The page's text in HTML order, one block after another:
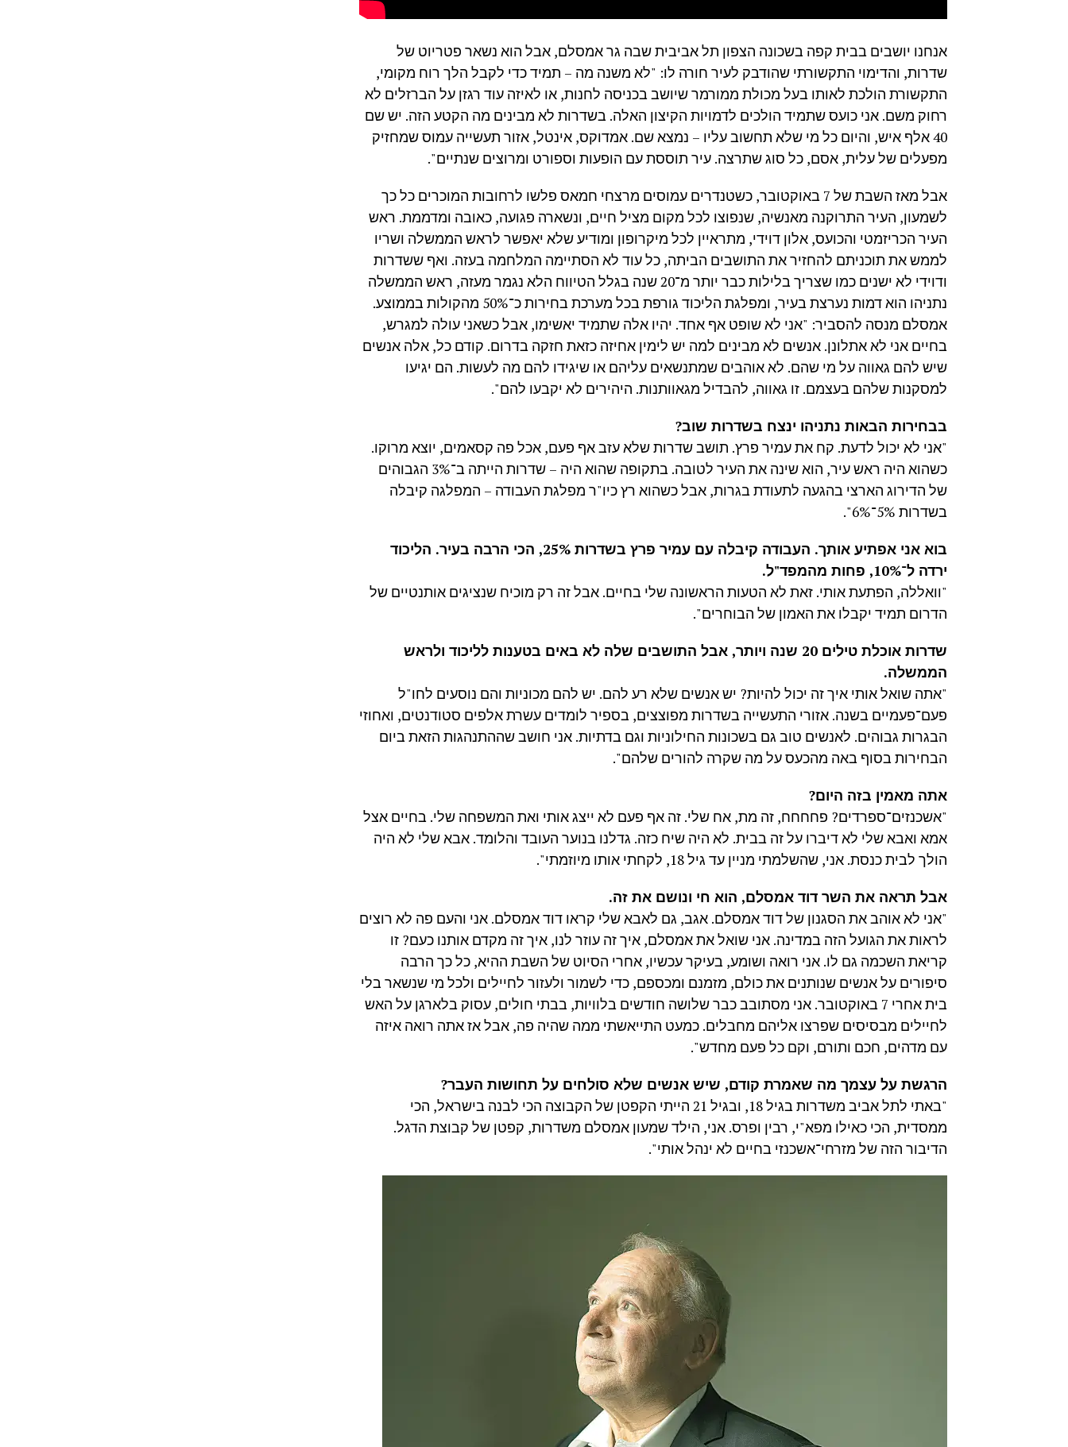
אנחנו יושבים בבית קפה בשכונה הצפון תל אביבית שבה גר אמסלם, אבל הוא נשאר פטריוט של
שדרות, והדימוי התקשורתי שהודבק לעיר חורה לו: "לא משנה מה – תמיד כדי לקבל הלך רוח מקומי,
התקשורת הולכת לאותו בעל מכולת ממורמר שיושב בכניסה לחנות, או לאיזה עוד רגזן על הברזלים לא
רחוק משם. אני כועס שתמיד הולכים לדמויות הקיצון האלה. בשדרות לא מבינים מה הקטע הזה. יש שם
40 אלף איש, והיום כל מי שלא תחשוב עליו – נמצא שם. אמדוקס, אינטל, אזור תעשייה עמוס שמחזיק
מפעלים של עלית, אסם, כל סוג שתרצה. עיר תוססת עם הופעות וספורט ומרוצים שנתיים".
אבל מאז השבת של 7 באוקטובר, כשטנדרים עמוסים מרצחי חמאס פלשו לרחובות המוכרים כל כך
לשמעון, העיר התרוקנה מאנשיה, שנפוצו לכל מקום מציל חיים, ונשארה פגועה, כאובה ומדממת. ראש
העיר הכריזמטי והכועס, אלון דוידי, מתראיין לכל מיקרופון ומודיע שלא יאפשר לראש הממשלה ושריו
לממש את תוכניתם להחזיר את התושבים הביתה, כל עוד לא הסתיימה המלחמה בעזה. ואף ששדרות
ודוידי לא ישנים כמו שצריך בלילות כבר יותר מ־20 שנה בגלל הטיווח הלא נגמר מעזה, ראש הממשלה
נתניהו הוא דמות נערצת בעיר, ומפלגת הליכוד גורפת בכל מערכת בחירות כ־50% מהקולות בממוצע.
אמסלם מנסה להסביר: "אני לא שופט אף אחד. יהיו אלה שתמיד יאשימו, אבל כשאני עולה למגרש,
בחיים אני לא אתלונן. אנשים לא מבינים למה יש לימין אחיזה כזאת חזקה בדרום. קודם כל, אלה אנשים
שיש להם גאווה על מי שהם. לא אוהבים שמתנשאים עליהם או שיגידו להם מה לעשות. הם יגיעו
למסקנות שלהם בעצמם. זו גאווה, להבדיל מגאוותנות. היהירים לא יקבעו להם".
בבחירות הבאות נתניהו ינצח בשדרות שוב?
"אני לא יכול לדעת. קח את עמיר פרץ. תושב שדרות שלא עזב אף פעם, אכל פה קסאמים, יוצא מרוקו.
כשהוא היה ראש עיר, הוא שינה את העיר לטובה. בתקופה שהוא היה – שדרות הייתה ב־3% הגבוהים
של הדירוג הארצי בהגעה לתעודת בגרות, אבל כשהוא רץ כיו"ר מפלגת העבודה – המפלגה קיבלה
בשדרות 5%־6%".
בוא אני אפתיע אותך. העבודה קיבלה עם עמיר פרץ בשדרות 25%, הכי הרבה בעיר. הליכוד
ירדה ל־10%, פחות מהמפד"ל.
"וואללה, הפתעת אותי. זאת לא הטעות הראשונה שלי בחיים. אבל זה רק מוכיח שנציגים אותנטיים של
הדרום תמיד יקבלו את האמון של הבוחרים".
שדרות אוכלת טילים 20 שנה ויותר, אבל התושבים שלה לא באים בטענות לליכוד ולראש
הממשלה.
"אתה שואל אותי איך זה יכול להיות? יש אנשים שלא רע להם. יש להם מכוניות והם נוסעים לחו"ל
פעם־פעמיים בשנה. אזורי התעשייה בשדרות מפוצצים, בספיר לומדים עשרת אלפים סטודנטים, ואחוזי
הבגרות גבוהים. לאנשים טוב גם בשכונות החילוניות וגם בדתיות. אני חושב שההתנהגות הזאת ביום
הבחירות בסוף באה מהכעס על מה שקרה להורים שלהם".
אתה מאמין בזה היום?
"אשכנזים־ספרדים? פחחחח, זה מת, אח שלי. זה אף פעם לא ייצג אותי ואת המשפחה שלי. בחיים אצל
אמא ואבא שלי לא דיברו על זה בבית. לא היה שיח כזה. גדלנו בנוער העובד והלומד. אבא שלי לא היה
הולך לבית כנסת. אני, שהשלמתי מניין עד גיל 18, לקחתי אותו מיוזמתי".
אבל תראה את השר דוד אמסלם, הוא חי ונושם את זה.
"אני לא אוהב את הסגנון של דוד אמסלם. אגב, גם לאבא שלי קראו דוד אמסלם. אני והעם פה לא רוצים
לראות את הגועל הזה במדינה. אני שואל את אמסלם, איך זה עוזר לנו, איך זה מקדם אותנו כעם? זו
קריאת השכמה גם לו. אני רואה ושומע, בעיקר עכשיו, אחרי הסיוט של השבת ההיא, כל כך הרבה
סיפורים על אנשים שנותנים את כולם, מזמנם ומכספם, כדי לשמור ולעזור לחיילים ולכל מי שנשאר בלי
בית אחרי 7 באוקטובר. אני מסתובב כבר שלושה חודשים בלוויות, בבתי חולים, עסוק בלארגן על האש
לחיילים מבסיסים שפרצו אליהם מחבלים. כמעט התייאשתי ממה שהיה פה, אבל אז אתה רואה איזה
עם מדהים, חכם ותורם, וקם כל פעם מחדש".
הרגשת על עצמך מה שאמרת קודם, שיש אנשים שלא סולחים על תחושות העבר?
"באתי לתל אביב משדרות בגיל 18, ובגיל 21 הייתי הקפטן של הקבוצה הכי לבנה בישראל, הכי
ממסדית, הכי כאילו מפא"י, רבין ופרס. אני, הילד שמעון אמסלם משדרות, קפטן של קבוצת הדגל.
הדיבור הזה של מזרחי־אשכנזי בחיים לא ינהל אותי".